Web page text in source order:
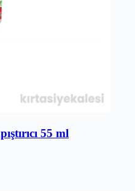
55 ml